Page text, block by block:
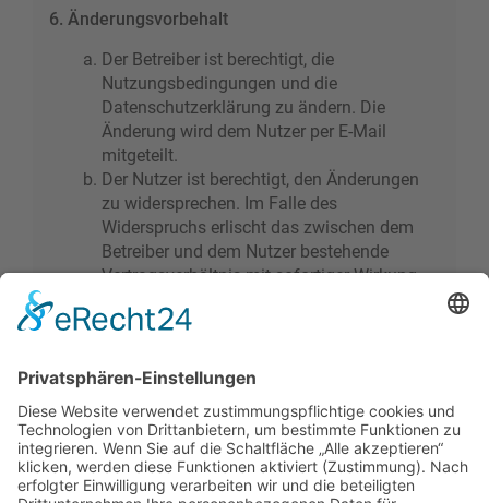
6. Änderungsvorbehalt
Der Betreiber ist berechtigt, die
Nutzungsbedingungen und die
Datenschutzerklärung zu ändern. Die
Änderung wird dem Nutzer per E-Mail
mitgeteilt.
Der Nutzer ist berechtigt, den Änderungen
zu widersprechen. Im Falle des
Widerspruchs erlischt das zwischen dem
Betreiber und dem Nutzer bestehende
Vertragsverhältnis mit sofortiger Wirkung.
verbindlich, wenn der Nutzer den
Informationen über den Umgang mit deinen
persönlichen Daten sind in der
Datenschutzerklärung enthalten.